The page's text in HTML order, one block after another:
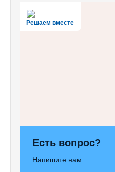
Решаем вместе
Есть вопрос?
Напишите нам